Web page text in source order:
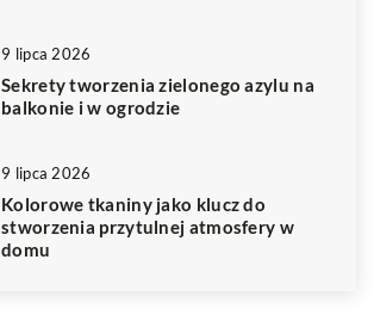
9 lipca 2026
Sekrety tworzenia zielonego azylu na
balkonie i w ogrodzie
9 lipca 2026
Kolorowe tkaniny jako klucz do
stworzenia przytulnej atmosfery w
domu